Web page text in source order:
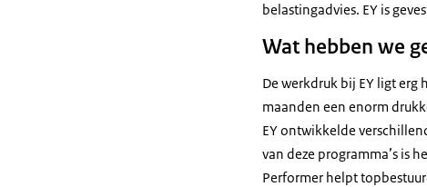
belastingadvies. EY is
Wat hebben we
De werkdruk bij EY ligt erg
maanden een enorm
EYontwikkelde
van deze programma’s is
Performer helpt